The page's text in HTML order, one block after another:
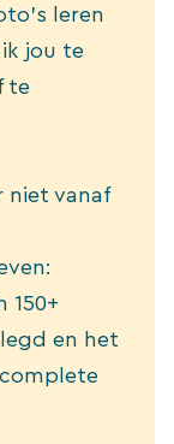
leren
jou te
te
niet vanaf
150+
en het